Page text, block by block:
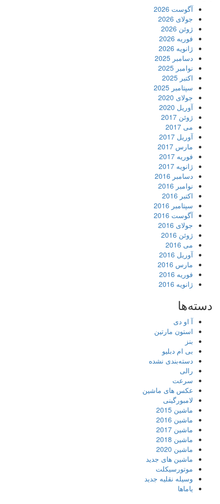
آگوست 2026
جولای 2026
ژوئن 2026
فوریه 2026
ژانویه 2026
دسامبر 2025
نوامبر 2025
اکتبر 2025
سپتامبر 2025
جولای 2020
آوریل 2020
ژوئن 2017
می 2017
آوریل 2017
مارس 2017
فوریه 2017
ژانویه 2017
دسامبر 2016
نوامبر 2016
اکتبر 2016
سپتامبر 2016
آگوست 2016
جولای 2016
ژوئن 2016
می 2016
آوریل 2016
مارس 2016
فوریه 2016
ژانویه 2016
دسته‌ها
آ او دی
استون مارتین
بنز
بی ام دبلیو
دسته‌بندی نشده
رالی
سرعت
عکس های ماشین
لامبورگینی
ماشین 2015
ماشین 2016
ماشین 2017
ماشین 2018
ماشین 2020
ماشین های جدید
موتورسیکلت
وسیله نقلیه جدید
یاماها